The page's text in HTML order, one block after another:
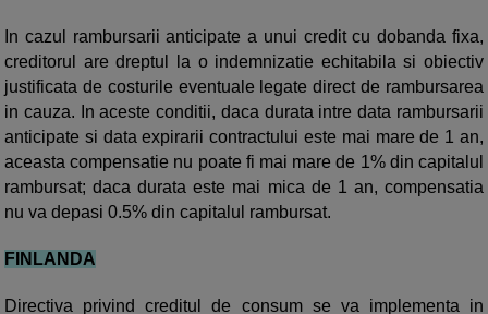
In cazul rambursarii anticipate a unui credit cu dobanda fixa,
creditorul are dreptul la o indemnizatie echitabila si obiectiv
justificata de costurile eventuale legate direct de rambursarea
in cauza. In aceste conditii, daca durata intre data rambursarii
anticipate si data expirarii contractului este mai mare de 1 an,
aceasta compensatie nu poate fi mai mare de 1% din capitalul
rambursat; daca durata este mai mica de 1 an, compensatia
nu va depasi 0.5% din capitalul rambursat.
FINLANDA
Directiva privind creditul de consum se va implementa in